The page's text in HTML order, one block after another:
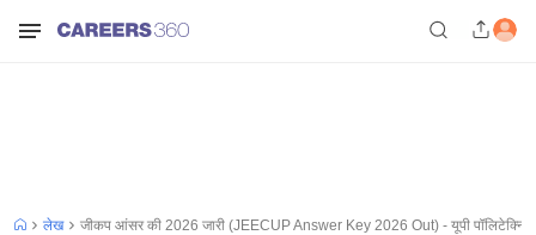
लेख जीकप आंसर की 2026 जारी (JEECUP Answer Key 2026 Out) - यूपी